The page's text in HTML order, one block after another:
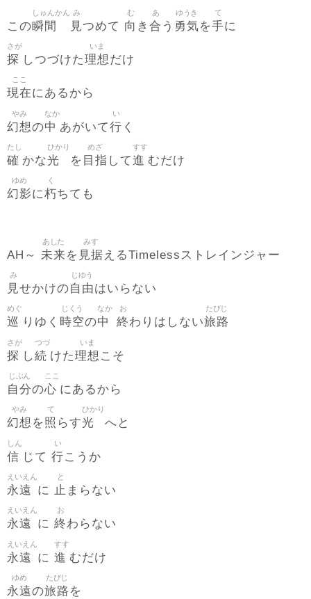
この瞬間
しゅんかん
見
み
つめて 向
む
き 合
あ
う 勇気
ゆうき
を手
て
に
探
さが
しつづけた理想
いま
だけ
現在
ここ
にあるから
幻想
やみ
の中
なか
あがいて行
い
く
確
たし
かな光
ひかり
を 目指
めざ
して進
すす
むだけ
幻影
ゆめ
に朽
く
ちても
AH～ 未来
あした
を 見据
みす
えるTimelessストレインジャー
見
み
せかけの自由
じゆう
はいらない
巡
めぐ
りゆく 時空
じくう
の中
なか
終
お
わりはしない旅路
たびじ
探
さが
し続
つづ
けた理想
いま
こそ
自分
じぶん
の心
ここ
にあるから
幻想
やみ
を照
て
らす光
ひかり
へと
信
しん
じて 行
い
こうか
永遠
えいえん
に 止
と
まらない
永遠
えいえん
に 終
お
わらない
永遠
えいえん
に 進
すす
むだけ
永遠
ゆめ
の旅路
たびじ
を